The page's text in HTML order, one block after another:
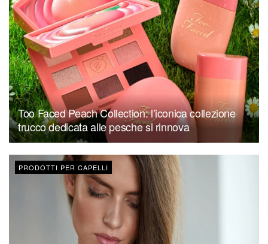
Too Faced Peach Collection: l’iconica collezione
trucco dedicata alle pesche si rinnova
PRODOTTI PER CAPELLI